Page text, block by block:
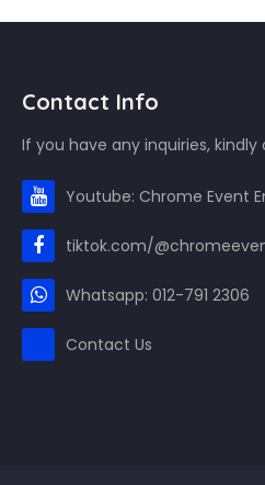
Contact Info
If you have any inquiries,
Youtube: Chrome Event
tiktok.com/
Whatsapp: 012-791 2306
Contact Us